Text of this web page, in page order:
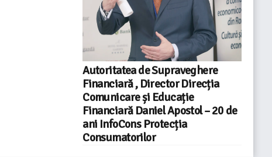
Autoritatea de Supraveghere
Financiară , Director Direcția
Comunicare și Educație
Financiară Daniel Apostol – 20 de
ani InfoCons Protecția
Consumatorilor